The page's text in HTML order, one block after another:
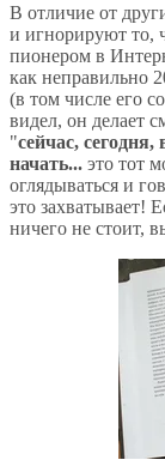
В отличие от
и игнорируют то,
пионером в
как неправильно
(в том числе его
видел, он делает
"сейчас,
начать... это тот
оглядываться и
это захватывает!
ничего не стоит,